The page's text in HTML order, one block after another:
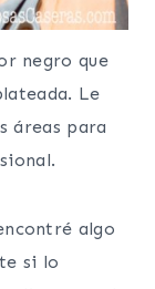
negro que
Le
áreas para
algo
si lo